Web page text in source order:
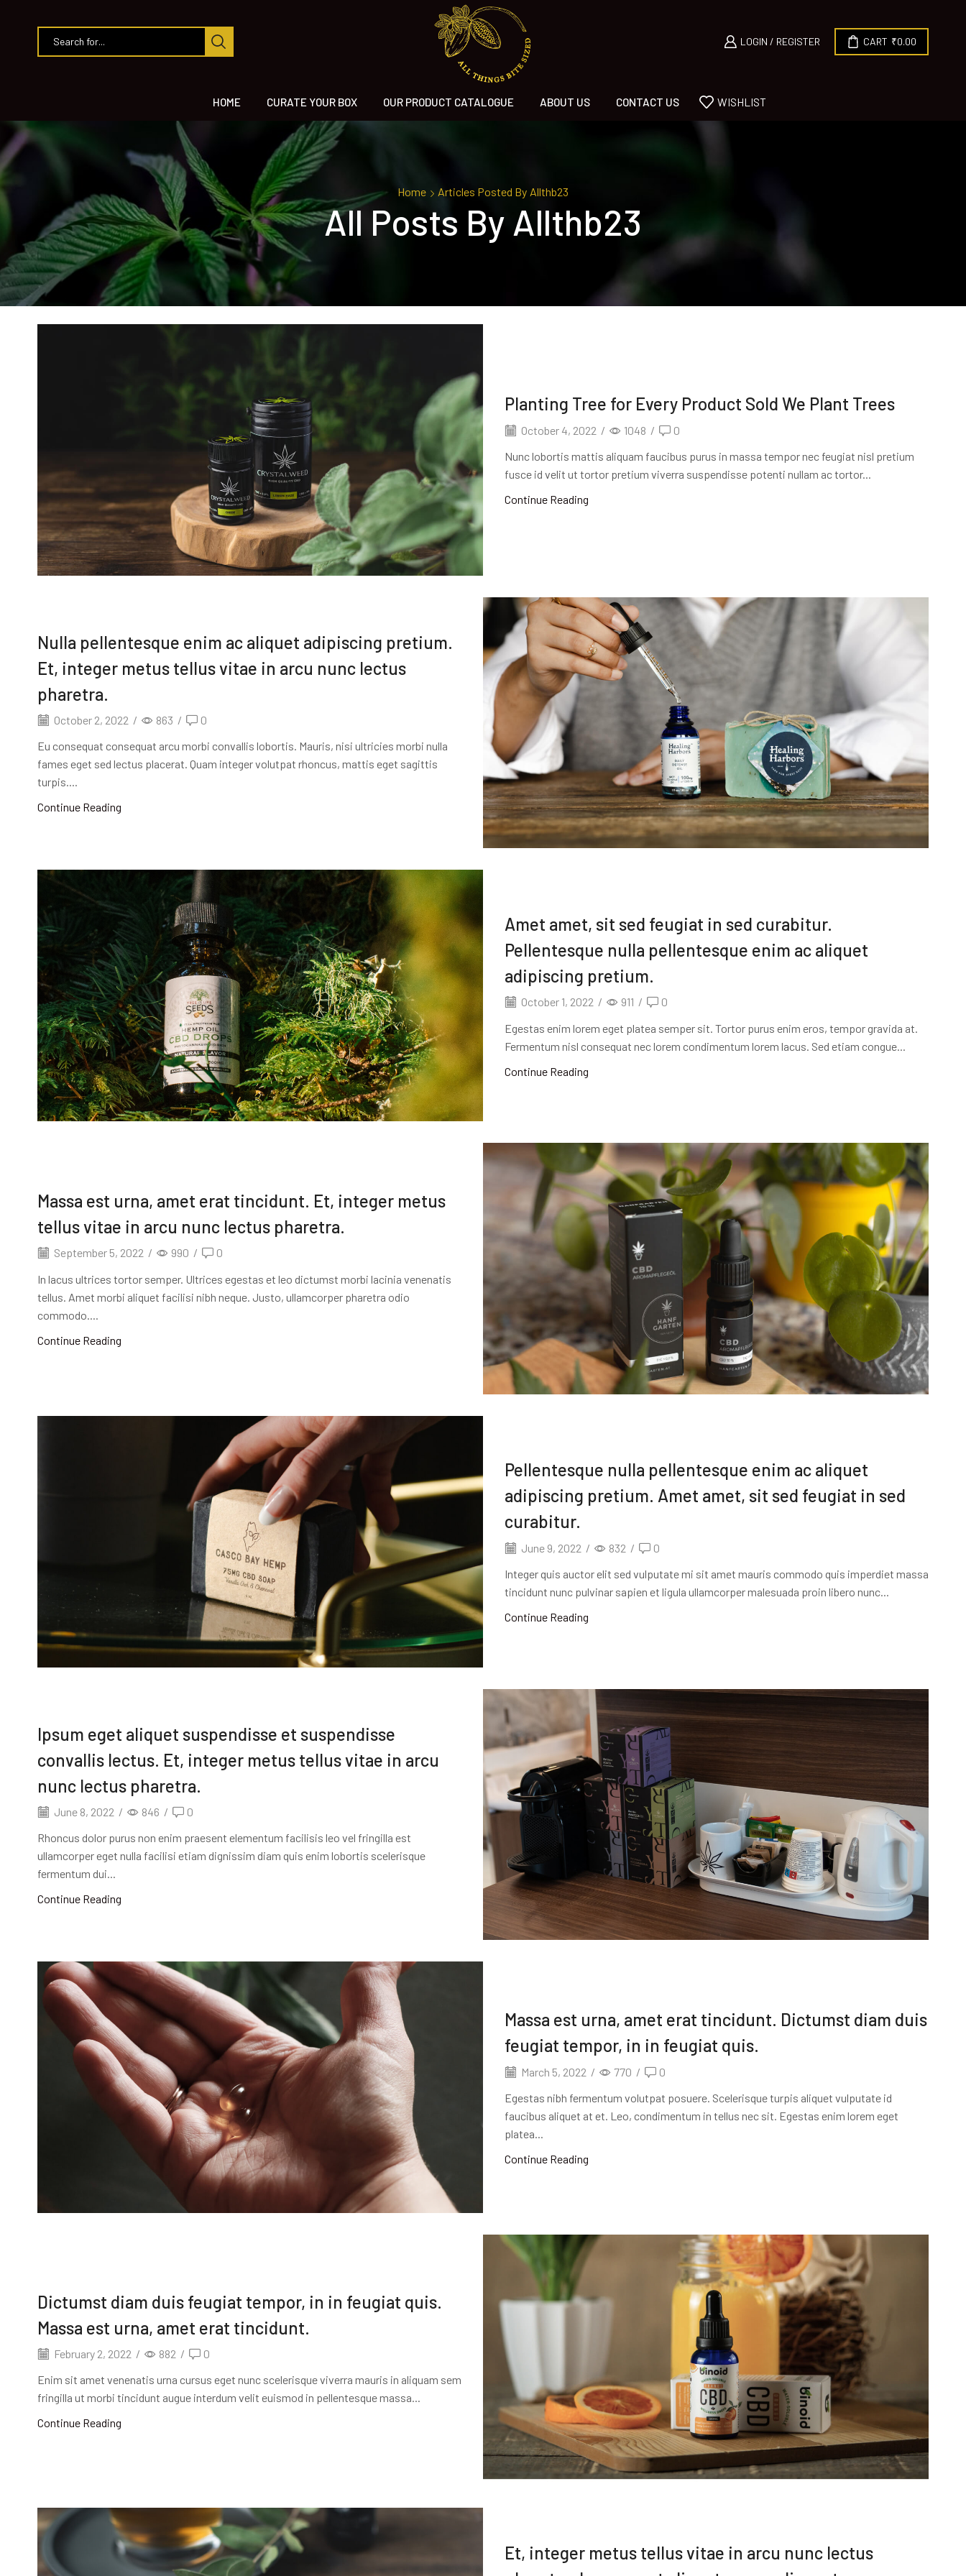
LOGIN / REGISTER CART ₹0.00
HOME CURATE YOUR BOX OUR PRODUCT CATALOGUE ABOUT US CONTACT US WISHLIST
Home Articles Posted By Allthb23
All Posts By Allthb23
Planting Tree for Every Product Sold We Plant Trees
October 4, 2022 / 1048 /
0
Nunc lobortis mattis aliquam faucibus purus in massa tempor nec feugiat nisl pretium
fusce id velit ut tortor pretium viverra suspendisse potenti nullam ac tortor...
Continue Reading
Nulla pellentesque enim ac aliquet adipiscing pretium.
Et, integer metus tellus vitae in arcu nunc lectus
pharetra.
October 2, 2022 / 863 /
0
Eu consequat consequat arcu morbi convallis lobortis. Mauris, nisi ultricies morbi nulla
fames eget sed lectus placerat. Quam integer volutpat rhoncus, mattis eget sagittis
turpis....
Continue Reading
Amet amet, sit sed feugiat in sed curabitur.
Pellentesque nulla pellentesque enim ac aliquet
adipiscing pretium.
October 1, 2022 / 911 /
0
Egestas enim lorem eget platea semper sit. Tortor purus enim eros, tempor gravida at.
Fermentum nisl consequat nec lorem condimentum lorem lacus. Sed etiam congue...
Continue Reading
Massa est urna, amet erat tincidunt. Et, integer metus
tellus vitae in arcu nunc lectus pharetra.
September 5, 2022 / 990 /
0
In lacus ultrices tortor semper. Ultrices egestas et leo dictumst morbi lacinia venenatis
tellus. Amet morbi aliquet facilisi nibh neque. Justo, ullamcorper pharetra odio
commodo....
Continue Reading
Pellentesque nulla pellentesque enim ac aliquet
adipiscing pretium. Amet amet, sit sed feugiat in sed
curabitur.
June 9, 2022 / 832 /
0
Integer quis auctor elit sed vulputate mi sit amet mauris commodo quis imperdiet massa
tincidunt nunc pulvinar sapien et ligula ullamcorper malesuada proin libero nunc...
Continue Reading
Ipsum eget aliquet suspendisse et suspendisse
convallis lectus. Et, integer metus tellus vitae in arcu
nunc lectus pharetra.
June 8, 2022 / 846 /
0
Rhoncus dolor purus non enim praesent elementum facilisis leo vel fringilla est
ullamcorper eget nulla facilisi etiam dignissim diam quis enim lobortis scelerisque
fermentum dui...
Continue Reading
Massa est urna, amet erat tincidunt. Dictumst diam duis
feugiat tempor, in in feugiat quis.
March 5, 2022 / 770 /
0
Egestas nibh fermentum volutpat posuere. Scelerisque turpis aliquet vulputate id
faucibus aliquet at et. Leo, condimentum in tellus nec sit. Egestas enim lorem eget
platea...
Continue Reading
Dictumst diam duis feugiat tempor, in in feugiat quis.
Massa est urna, amet erat tincidunt.
February 2, 2022 / 882 /
0
Enim sit amet venenatis urna cursus eget nunc scelerisque viverra mauris in aliquam sem
fringilla ut morbi tincidunt augue interdum velit euismod in pellentesque massa...
Continue Reading
Et, integer metus tellus vitae in arcu nunc lectus